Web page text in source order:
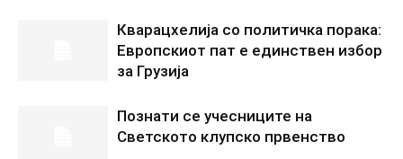
Кварацхелија со политичка порака:
Европскиот пат е единствен избор
за Грузија
Познати се учесниците на
Светското клупско првенство